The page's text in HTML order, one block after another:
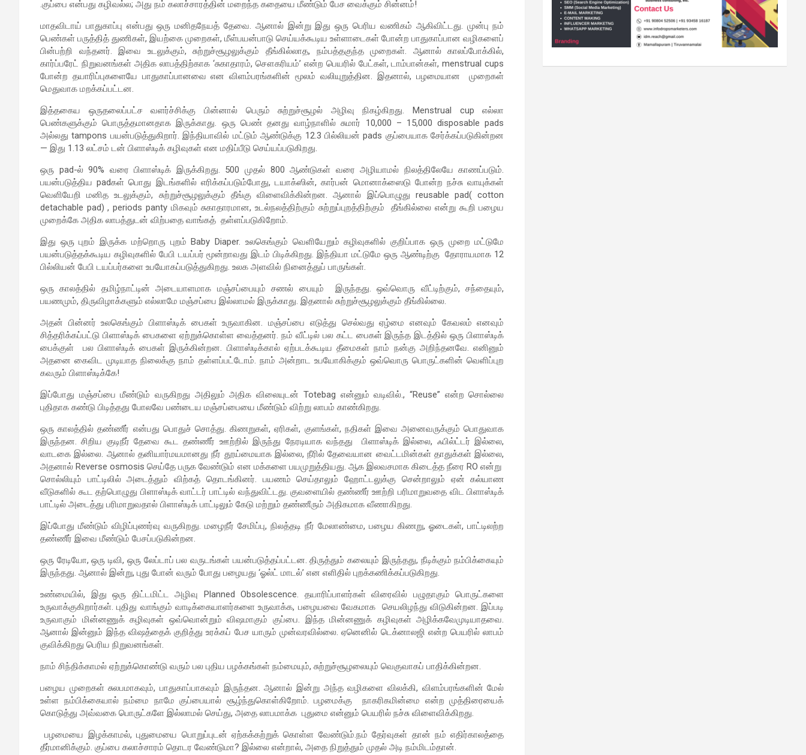
.குப்பை என்பது கழிவல்ல; அது நம் கலாச்சாரத்தின் மறைந்த கதையை மீண்டும் பேச வைக்கும் சின்னம்!
மாதவிடாய் பாதுகாப்பு என்பது ஒரு மனிதநேயத் தேவை. ஆனால் இன்று இது ஒரு பெரிய வணிகம் ஆகிவிட்டது. முன்பு நம்
பெண்கள் பருத்தித் துணிகள், இயற்கை முறைகள், மீள்பயன்பாடு செய்யக்கூடிய உள்ளாடைகள் போன்ற பாதுகாப்பான வழிகளைப்
பின்பற்றி வந்தனர். இவை உடலுக்கும், சுற்றுச்சூழலுக்கும் தீங்கில்லாத, நம்பத்தகுந்த முறைகள். ஆனால் காலப்போக்கில்,
கார்ப்பரேட் நிறுவனங்கள் அதிக லாபத்திற்காக ‘சுகாதாரம், சௌகரியம்’ என்ற பெயரில் பேட்கள், டாம்பான்கள், menstrual cups
போன்ற தயாரிப்புகளையே பாதுகாப்பானவை என விளம்பரங்களின் மூலம் வலியுறுத்தின. இதனால், பழமையான முறைகள்
மெதுவாக மறக்கப்பட்டன.
இத்தகைய ஒருதலைப்பட்ச வளர்ச்சிக்கு பின்னால் பெரும் சுற்றுச்சூழல் அழிவு நிகழ்கிறது. Menstrual cup எல்லா
பெண்களுக்கும் பொருத்தமானதாக இருக்காது. ஒரு பெண் தனது வாழ்நாளில் சுமார் 10,000 – 15,000 disposable pads
அல்லது tampons பயன்படுத்துகிறார். இந்தியாவில் மட்டும் ஆண்டுக்கு 12.3 பில்லியன் pads குப்பையாக சேர்க்கப்படுகின்றன
— இது 1.13 லட்சம் டன் பிளாஸ்டிக் கழிவுகள் என மதிப்பீடு செய்யப்படுகிறது.
ஒரு pad-ல் 90% வரை பிளாஸ்டிக் இருக்கிறது. 500 முதல் 800 ஆண்டுகள் வரை அழியாமல் நிலத்திலேயே காணப்படும்.
பயன்படுத்திய padகள் பொது இடங்களில் எரிக்கப்படும்போது, டயாக்ஸின், கார்பன் மொனாக்ஸைடு போன்ற நச்சு வாயுக்கள்
வெளியேறி மனித உடலுக்கும், சுற்றுச்சூழலுக்கும் தீங்கு விளைவிக்கின்றன. ஆனால் இப்பொழுது reusable pad( cotton
detachable pad) , periods panty மிகவும் சுகாதாரமான, உடல்நலத்திற்கும் சுற்றுப்புறத்திற்கும் தீங்கில்லை என்று கூறி பழைய
முறைக்கே அதிக லாபத்துடன் விற்பதை வாங்கத் தள்ளப்படுகிறோம்.
இது ஒரு புறம் இருக்க மற்றொரு புறம் Baby Diaper. உலகெங்கும் வெளியேறும் கழிவுகளில் குறிப்பாக ஒரு முறை மட்டுமே
பயன்படுத்தக்கூடிய கழிவுகளில் பேபி டயப்பர் மூன்றாவது இடம் பிடிக்கிறது. இந்தியா மட்டுமே ஒரு ஆண்டிற்கு தோராயமாக 12
பில்லியன் பேபி டயப்பர்களை உபயோகப்படுத்துகிறது. உலக அளவில் நினைத்துப் பாருங்கள்.
ஒரு காலத்தில் தமிழ்நாட்டின் அடையாளமாக மஞ்சப்பையும் சணல் பையும் இருந்தது. ஒவ்வொரு வீட்டிற்கும், சந்தையும்,
பயணமும், திருவிழாக்களும் எல்லாமே மஞ்சப்பை இல்லாமல் இருக்காது. இதனால் சுற்றுச்சூழலுக்கும் தீங்கில்லை.
அதன் பின்னர் உலகெங்கும் பிளாஸ்டிக் பைகள் உருவாகின. மஞ்சப்பை எடுத்து செல்வது ஏழ்மை எனவும் கேவலம் எனவும்
சித்தரிக்கப்பட்டு பிளாஸ்டிக் பைகளை ஏற்றுக்கொள்ள வைத்தனர். நம் வீட்டில் பல கட்ட பைகள் இருந்த இடத்தில் ஒரு பிளாஸ்டிக்
பைக்குள் பல பிளாஸ்டிக் பைகள் இருக்கின்றன. பிளாஸ்டிக்கால் ஏற்படக்கூடிய தீமைகள் நாம் நன்கு அறிந்தனவே. எனினும்
அதனை கைவிட முடியாத நிலைக்கு நாம் தள்ளப்பட்டோம். நாம் அன்றாட உபயோகிக்கும் ஒவ்வொரு பொருட்களின் வெளிப்புற
கவரும் பிளாஸ்டிக்கே!
இப்போது மஞ்சப்பை மீண்டும் வருகிறது அதிலும் அதிக விலையுடன் Totebag என்னும் வடிவில்., “Reuse” என்ற சொல்லை
புதிதாக கண்டு பிடித்தது போலவே பண்டைய மஞ்சப்பையை மீண்டும் விற்று லாபம் காண்கிறது.
ஒரு காலத்தில் தண்ணீர் என்பது பொதுச் சொத்து. கிணறுகள், ஏரிகள், குளங்கள், நதிகள் இவை அனைவருக்கும் பொதுவாக
இருந்தன. சிறிய குடிநீர் தேவை கூட தண்ணீர் ஊற்றில் இருந்து நேரடியாக வந்தது பிளாஸ்டிக் இல்லை, ஃபில்ட்டர் இல்லை,
வாடகை இல்லை. ஆனால் தனியார்மயமானது நீர் தூய்மையாக இல்லை, நீரில் தேவையான வைட்டமின்கள் தாதுக்கள் இல்லை,
அதனால் Reverse osmosis செய்தே பருக வேண்டும் என மக்களை பயமுறுத்தியது. ஆக இலவசமாக கிடைத்த நீரை RO என்று
சொல்லியும் பாட்டிலில் அடைத்தும் விற்கத் தொடங்கினர். பயணம் செய்தாலும் ஹோட்டலுக்கு சென்றாலும் ஏன் கல்யாண
வீடுகளில் கூட தற்பொழுது பிளாஸ்டிக் வாட்டர் பாட்டில் வந்துவிட்டது. குவளையில் தண்ணீர் ஊற்றி பரிமாறுவதை விட பிளாஸ்டிக்
பாட்டில் அடைத்து பரிமாறுவதால் பிளாஸ்டிக் பாட்டிலும் கேடு மற்றும் தண்ணீரும் அதிகமாக வீணாகிறது.
இப்போது மீண்டும் விழிப்புணர்வு வருகிறது. மழைநீர் சேமிப்பு, நிலத்தடி நீர் மேலாண்மை, பழைய கிணறு, ஓடைகள், பாட்டிலற்ற
தண்ணீர் இவை மீண்டும் பேசப்படுகின்றன.
ஒரு ரேடியோ, ஒரு டிவி, ஒரு லேப்டாப் பல வருடங்கள் பயன்படுத்தப்பட்டன. திருத்தும் கலையும் இருந்தது, நீடிக்கும் நம்பிக்கையும்
இருந்தது. ஆனால் இன்று, புது போன் வரும் போது பழையது ‘ஓல்ட் மாடல்’ என எளிதில் புறக்கணிக்கப்படுகிறது.
உண்மையில், இது ஒரு திட்டமிட்ட அழிவு Planned Obsolescence. தயாரிப்பாளர்கள் விரைவில் பழுதாகும் பொருட்களை
உருவாக்குகிறார்கள். புதிது வாங்கும் வாடிக்கையாளர்களை உருவாக்க, பழையவை வேகமாக செயலிழந்து விடுகின்றன. இப்படி
உருவாகும் மின்னணுக் கழிவுகள் ஒவ்வொன்றும் விஷமாகும் குப்பை. இந்த மின்னணுக் கழிவுகள் அழிக்கவேமுடியாதவை.
ஆனால் இன்னும் இந்த விஷத்தைக் குறித்து உரக்கப் பேச யாரும் முன்வரவில்லை. ஏனெனில் டெக்னாலஜி என்ற பெயரில் லாபம்
குவிக்கிறது பெரிய நிறுவனங்கள்.
நாம் சிந்திக்காமல் ஏற்றுக்கொண்டு வரும் பல புதிய பழக்கங்கள் நம்மையும், சுற்றுச்சூழலையும் வெகுவாகப் பாதிக்கின்றன.
பழைய முறைகள் சுலபமாகவும், பாதுகாப்பாகவும் இருந்தன. ஆனால் இன்று அந்த வழிகளை விலக்கி, விளம்பரங்களின் மேல்
உள்ள நம்பிக்கையால் நம்மை நாமே குப்பையால் சூழ்ந்துகொள்கிறோம். பழமைக்கு நாகரிகமின்மை என்ற முத்திரையைக்
கொடுத்து அவ்வகை பொருட்களே இல்லாமல் செய்து, அதை லாபமாக்க புதுமை என்னும் பெயரில் நச்சு விளைவிக்கிறது.
பழமையை இழக்காமல், புதுமையை பொறுப்புடன் ஏற்கக்கற்றுக் கொள்ள வேண்டும்.நம் தேர்வுகள் தான் நம் எதிர்காலத்தை
தீர்மானிக்கும். குப்பை கலாச்சாரம் தொடர வேண்டுமா? இல்லை என்றால், அதை நிறுத்தும் முதல் அடி நம்மிடம்தான்.